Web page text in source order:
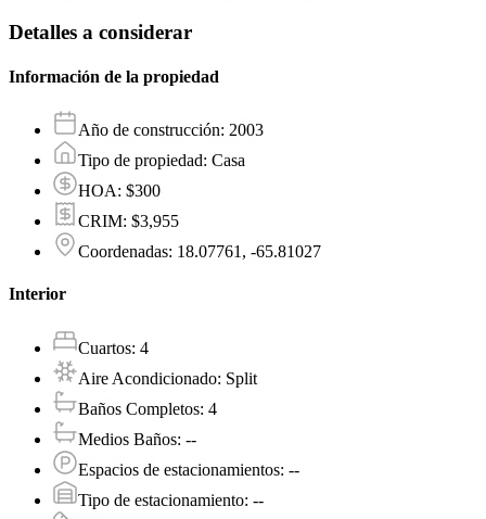
Detalles a considerar
Información de la propiedad
Año de construcción: 2003
Tipo de propiedad: Casa
HOA: $300
CRIM: $3,955
Coordenadas: 18.07761, -65.81027
Interior
Cuartos: 4
Aire Acondicionado: Split
Baños Completos: 4
Medios Baños: --
Espacios de estacionamientos: --
Tipo de estacionamiento: --